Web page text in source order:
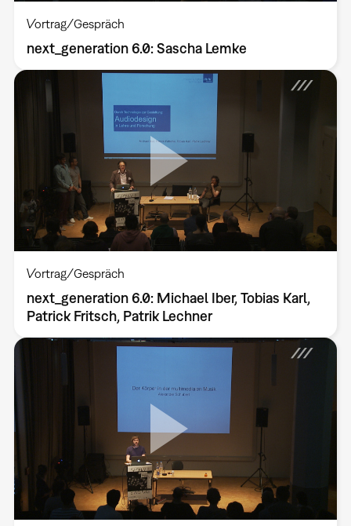
Vortrag/Gespräch
next_generation 6.0: Sascha Lemke
Vortrag/Gespräch
next_generation 6.0: Michael Iber, Tobias Karl,
Patrick Fritsch, Patrik Lechner